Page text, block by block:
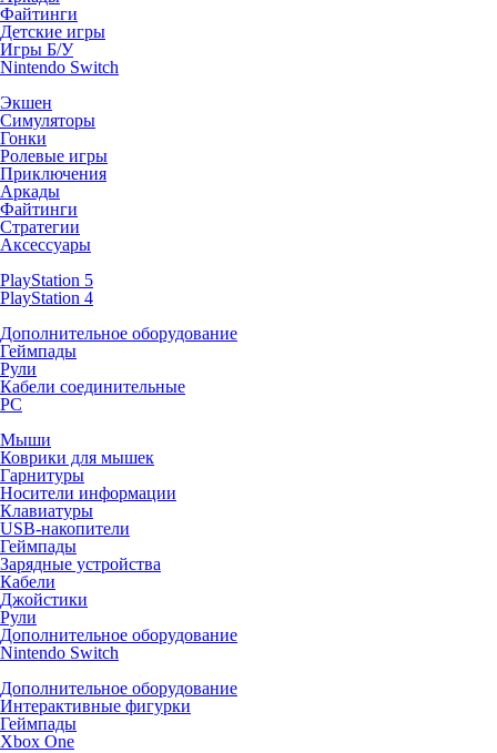
Файтинги
Детские игры
Игры Б/У
Nintendo Switch
Экшен
Симуляторы
Гонки
Ролевые игры
Приключения
Аркады
Файтинги
Стратегии
Аксессуары
PlayStation 5
PlayStation 4
Дополнительное оборудование
Геймпады
Рули
Кабели соединительные
PC
Мыши
Коврики для мышек
Гарнитуры
Носители информации
Клавиатуры
USB-накопители
Геймпады
Зарядные устройства
Кабели
Джойстики
Рули
Дополнительное оборудование
Nintendo Switch
Дополнительное оборудование
Интерактивные фигурки
Геймпады
Xbox One